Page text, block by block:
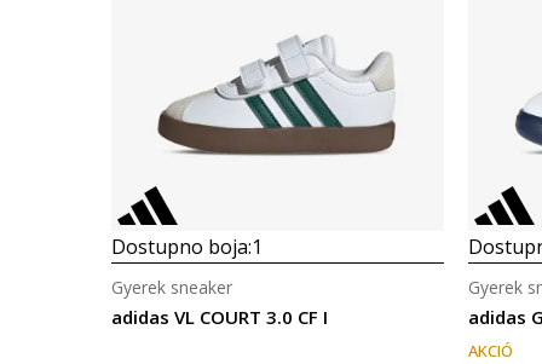
Dostupno boja:1
adidas VL COURT 3.0 CF I
Gyerek sneaker
adidas
Gyerek
AKCIÓ